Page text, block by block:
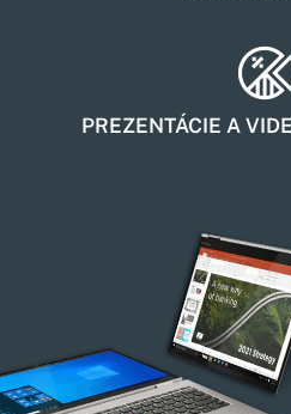
PREZENTÁCIE A